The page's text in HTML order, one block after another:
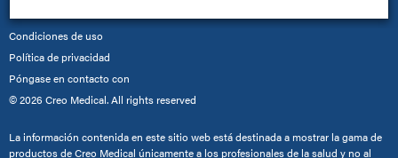
Condiciones de uso
Política de privacidad
Póngase en contacto con
© 2026 Creo Medical. All rights reserved
La información contenida en este sitio web está destinada a mostrar la gama de
productos de Creo Medical únicamente a los profesionales de la salud y no al